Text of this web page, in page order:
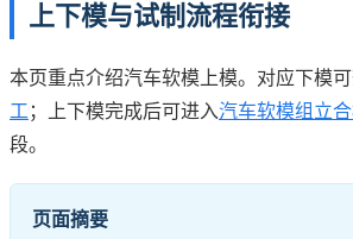
上下模与试制流程衔接
本页重点介绍汽车软模上模。对应下模
工 ；上下模完成后可进入汽车软模组立
段。
页面摘要